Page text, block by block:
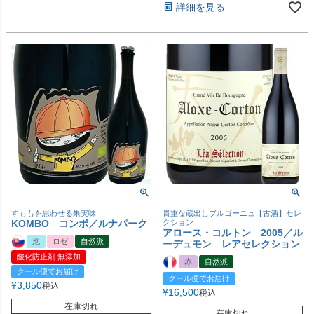
詳細を見る
すももを思わせる果実味
KOMBO コンボ／ルナパーク
泡 ロゼ
自然派
酸化防止剤 無添加
クール便でお届け
¥3,850税込
在庫切れ
貴重な蔵出しブルゴーニュ【古酒】セレ
クション
アロース・コルトン 2005／ル
ーデュモン レアセレクション
赤
自然派
クール便でお届け
¥16,500税込